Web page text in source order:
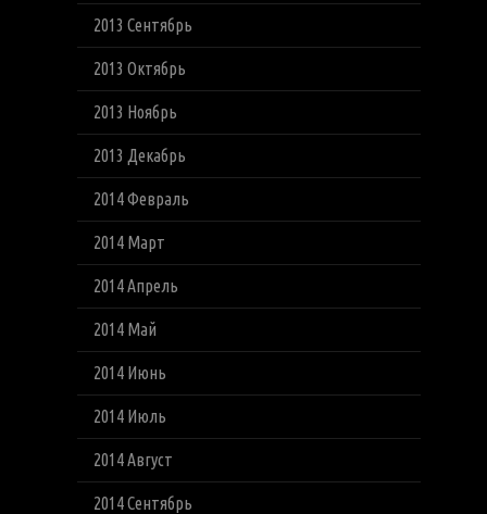
2013 Сентябрь
2013 Октябрь
2013 Ноябрь
2013 Декабрь
2014 Февраль
2014 Март
2014 Апрель
2014 Май
2014 Июнь
2014 Июль
2014 Август
2014 Сентябрь